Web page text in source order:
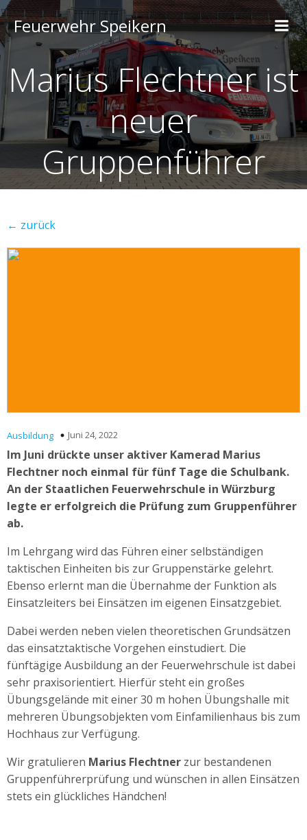
Feuerwehr Speikern
Marius Flechtner ist
neuer
Gruppenführer
← zurück
Ausbildung Juni 24, 2022
Im Juni drückte unser aktiver Kamerad Marius
Flechtner noch einmal für fünf Tage die Schulbank.
An der Staatlichen Feuerwehrschule in Würzburg
legte er erfolgreich die Prüfung zum Gruppenführer
ab.
Im Lehrgang wird das Führen einer selbständigen
taktischen Einheiten bis zur Gruppenstärke gelehrt.
Ebenso erlernt man die Übernahme der Funktion als
Einsatzleiters bei Einsätzen im eigenen Einsatzgebiet.
Dabei werden neben vielen theoretischen Grundsätzen
das einsatztaktische Vorgehen einstudiert. Die
fünftägige Ausbildung an der Feuerwehrschule ist dabei
sehr praxisorientiert. Hierfür steht ein großes
Übungsgelände mit einer 30 m hohen Übungshalle mit
mehreren Übungsobjekten vom Einfamilienhaus bis zum
Hochhaus zur Verfügung.
Wir gratulieren Marius Flechtner zur bestandenen
Gruppenführerprüfung und wünschen in allen Einsätzen
stets ein glückliches Händchen!